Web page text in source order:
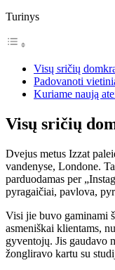
Turinys
Visų sričių
Padovanoti
Kuriame naują
Visų sričių
Dvejus metus Izzat
vandenyse, Londone.
parduodamas per
pyragaičiai, pavlova,
Visi jie buvo gaminami
asmeniškai klientams,
gyventojų. Jis gaudavo
žongliravo kartu su